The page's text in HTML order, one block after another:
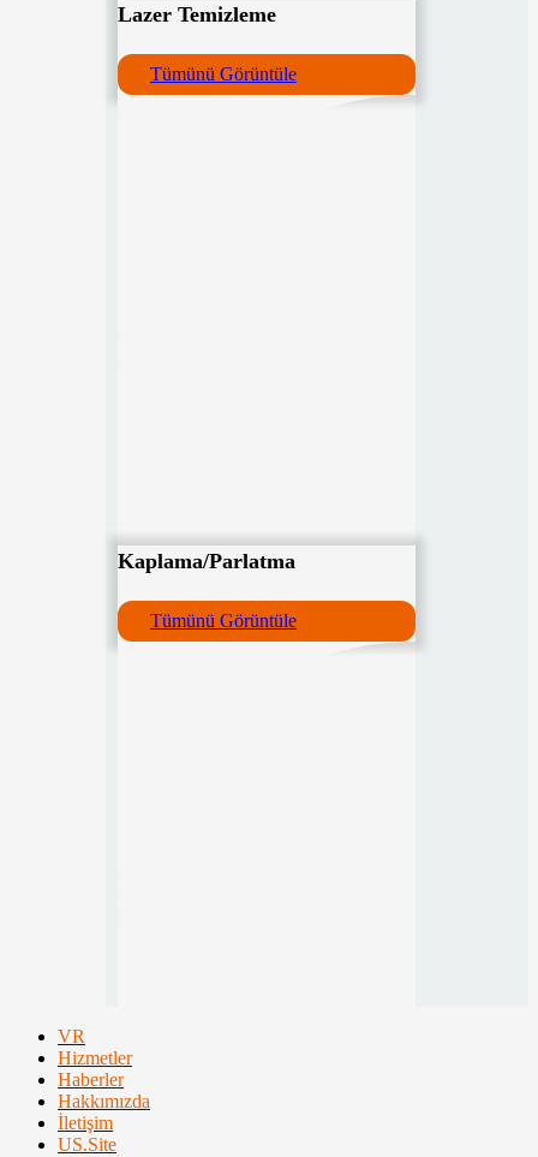
Lazer Temizleme
Tümünü Görüntüle
Kaplama/Parlatma
Tümünü Görüntüle
VR
Hizmetler
Haberler
Hakkımızda
İletişim
US.Site